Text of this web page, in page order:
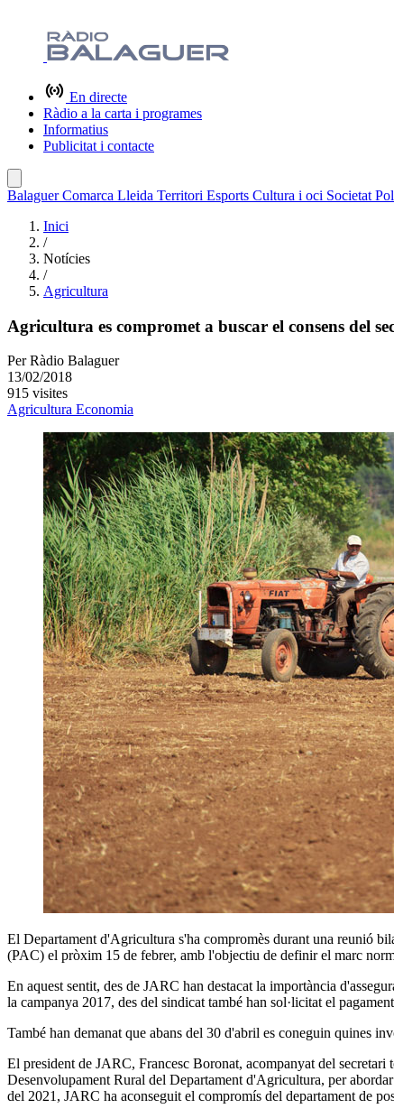
En directe
Ràdio a la carta i programes
Informatius
Publicitat i contacte
BalaguerComarca Lleida Territori Esports Cultura i oci Societat
Inici
/
Notícies
/
Agricultura
Agricultura es compromet a buscar el consens del
Per Ràdio Balaguer
13/02/2018
915 visites
Agricultura Economia
El Departament d'Agricultura s'ha compromès durant una reunió
(PAC) el pròxim 15 de febrer, amb l'objectiu de definir el marc
En aquest sentit, des de JARC han destacat la importància
la campanya 2017, des del sindicat també han sol·licitat el
També han demanat que abans del 30 d'abril es coneguin quines
El president de JARC, Francesc Boronat, acompanyat del
Desenvolupament Rural del Departament d'Agricultura, per
del 2021, JARC ha aconseguit el compromís del departament de